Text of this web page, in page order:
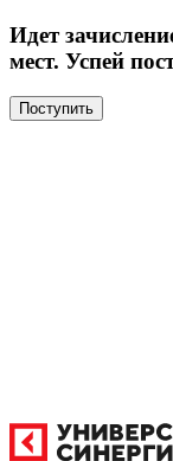
Идет
мест. Успей
Поступить